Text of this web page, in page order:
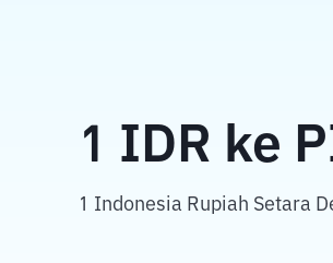
1 IDR ke
1 Indonesia Rupiah Setara